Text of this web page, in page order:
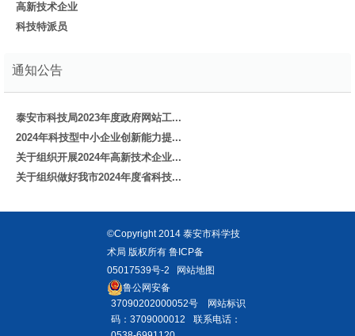
高新技术企业
科技特派员
通知公告
泰安市科技局2023年度政府网站工...
2024年科技型中小企业创新能力提...
关于组织开展2024年高新技术企业...
关于组织做好我市2024年度省科技...
©Copyright 2014 泰安市科学技
术局 版权所有鲁ICP备
05017539号-2
网站地图
鲁公网安备
37090202000052号
网站标识
码：3709000012
联系电话：